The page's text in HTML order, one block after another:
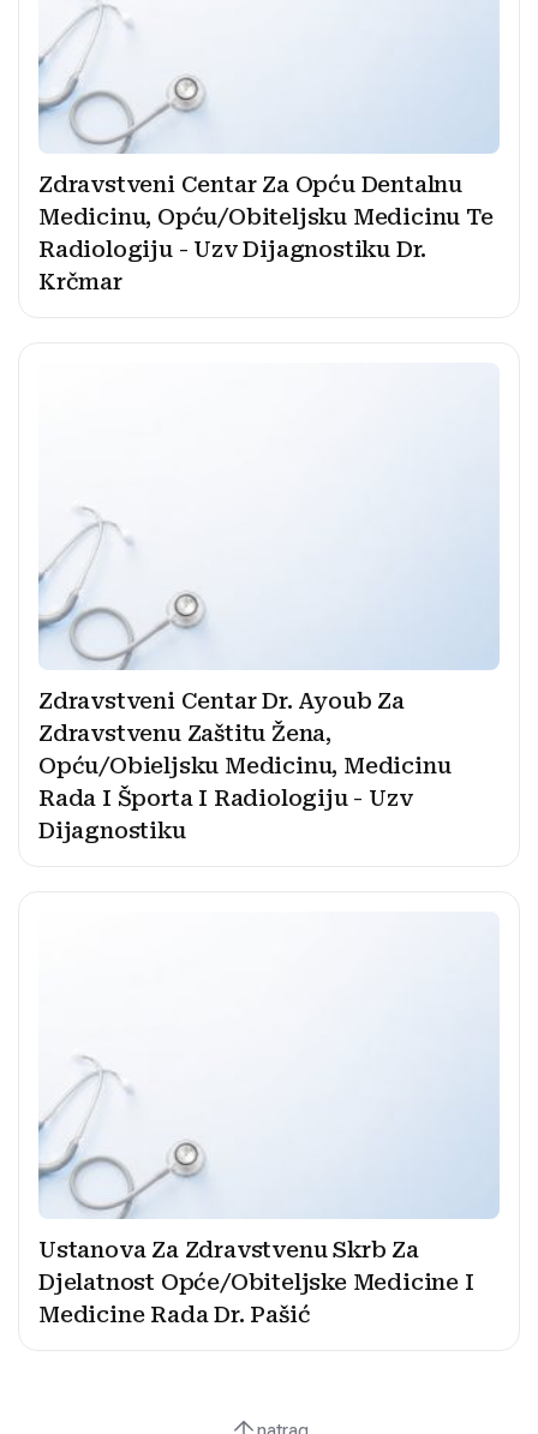
Zdravstveni Centar Za Opću Dentalnu
Medicinu, Opću/Obiteljsku Medicinu Te
Radiologiju - Uzv Dijagnostiku Dr.
Krčmar
Zdravstveni Centar Dr. Ayoub Za
Zdravstvenu Zaštitu Žena,
Opću/Obieljsku Medicinu, Medicinu
Rada I Športa I Radiologiju - Uzv
Dijagnostiku
Ustanova Za Zdravstvenu Skrb Za
Djelatnost Opće/Obiteljske Medicine I
Medicine Rada Dr. Pašić